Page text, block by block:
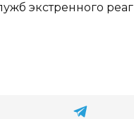
экстренного